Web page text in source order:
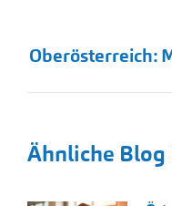
Oberösterreich:
Ähnliche Blog